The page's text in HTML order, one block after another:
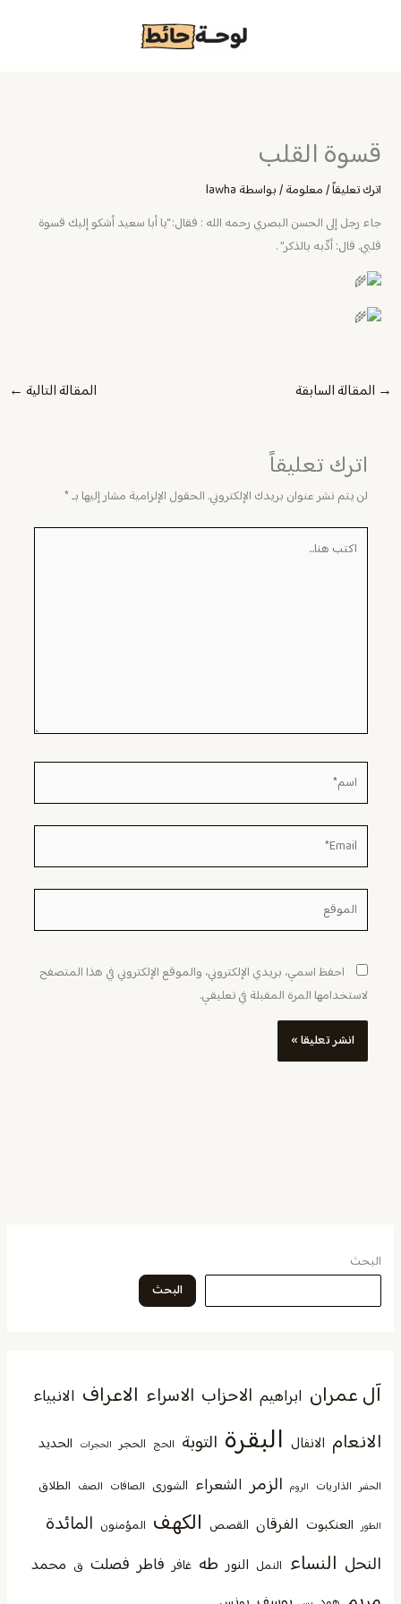
قسوة القلب
اترك تعليقاً/معلومة/ بواسطة lawha
جاء رجل إلى الحسن البصري رحمه الله : فقال: “يا أبا سعيد أشكو إليك قسوة
قلبي. قال: أدِّبه بالذكر” .
→ المقالة السابقة المقالة التالية ←
اترك تعليقاً
لن يتم نشر عنوان بريدك الإلكتروني. الحقول الإلزامية مشار إليها بـ*
اسم*
Email*
الموقع
احفظ اسمي، بريدي الإلكتروني، والموقع الإلكتروني في هذا المتصفح
لاستخدامها المرة المقبلة في تعليقي.
البحث
البحث
آل عمران ابراهيم الاحزاب الاسراء الاعراف الانبياء
الانعام الانفال البقرة التوبة الحج الحجر الحجرات الحديد
الحشر الذاريات الروم الزمر الشعراء الشورى الصافات الصف الطلاق
الطور العنكبوت الفرقان القصص الكهف المؤمنون المائدة
النحل النساء النمل النور طه غافر فاطر فصلت ق محمد